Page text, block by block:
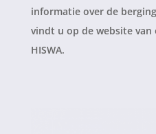
informatie over de
vindt u op de website
HISWA.